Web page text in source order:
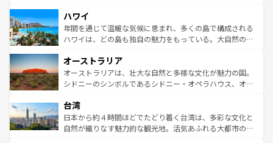
ば市内交通費無料で観光を楽しむこともできる。 なお、新
着のスイス情報はコンテンツ一覧 を参照してほしい。
のような巨大都市は、観光、ショッピング、エンターテイ
ンメントが詰まった刺激的なスポットだ。一方、アメリカ
西部には大自然が広がり、グランドキャニオンやイエロー
部のニューオーリンズでは、音楽と美食が融合した独特の
文化が魅力。旅行者はアメリカの各地域で異なる魅力を楽
しみながら、その多様性と豊かな歴史を感じることができ
ならではの贅沢な旅のスタイルだ。 なお、新着のアメリカ
情報はコンテンツ一覧を参照してほしい。
ハワイ
年間を通じて温暖な気候に恵まれ、多くの島で構成される
ハワイは、どの島も独自の魅力をもっている。大自然の神
ワイ島は見逃せない。また、定番の観光地といえばオアフ
島だが、静かな自然を求めるならマウイ島やカウアイ島が
おすすめ。エメラルドグリーンに輝く海をはじめ、豊かな
れるおもてなしの心で訪れる人々を迎えてくれるハワイの
人々、おいしいローカルフードやハワイアンミュージッ
ク、伝統的なフラダンスなど、すべてがハワイの魅力を彩
オーストラリア
オーストラリアは、壮大な自然と多様な文化が魅力の国。
シドニーのシンボルであるシドニー・オペラハウス、オー
リアリーフや大陸中央部にそびえるウルル（エアーズロッ
ク）、タスマニアの美しい原生林やケアンズの熱帯雨林な
ど、見どころがたくさん。また、カフェやワイン、オージ
台湾
日本から約４時間ほどでたどり着く台湾は、多彩な文化と
自然が織りなす魅力的な観光地。活気あふれる大都市の台